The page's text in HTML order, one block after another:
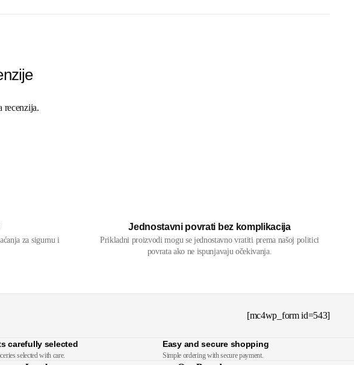
recenzija.
za sigurnu i
Jednostavni povrati bez komplikacija
Prikladni proizvodi mogu se jednostavno vratiti prema našoj politici
povrata ako ne ispunjavaju očekivanja.
[mc4wp_form id=543]
carefully selected
selected with care.
Easy and secure shopping
Simple ordering with secure payment.